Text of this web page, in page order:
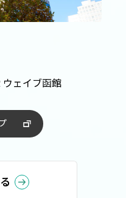
ェイブ函館